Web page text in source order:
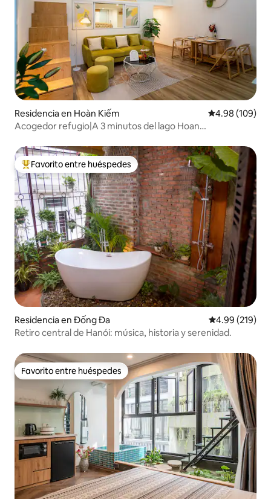
Residencia en Hoàn Kiếm Calificación
4.98 (109)
Acogedor refugio|A 3 minutos del lago Hoan
De los mejores en Favorito entre huéspedes
Favorito entre huéspedes
Residencia en Đống Đa Calificación
4.99 (219)
Retiro central de Hanói: música, historia y serenidad.
Favorito entre huéspedes
Favorito entre huéspedes